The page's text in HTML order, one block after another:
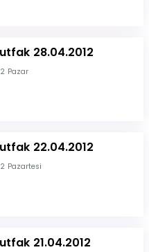
28.04.2012
Pazar
22.04.2012
Pazartesi
21.04.2012